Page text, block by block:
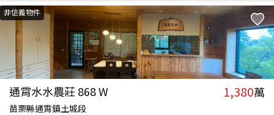
非信義物件
通霄水水農莊 868 W 1,380萬
苗栗縣通霄鎮土城段